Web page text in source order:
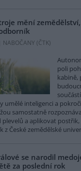
mění
(ČTK)
poli
kabině,
umělé inteligenci a
samostatně
a aplikovat postřik,
z České zemědělské
se narodil
za poslední rok